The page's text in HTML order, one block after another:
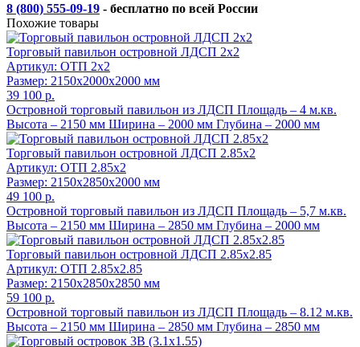
8 (800) 555-09-19 - бесплатно по всей России
Похожие товары
Торговый павильон островной ЛДСП 2х2
Артикул: ОТП 2х2
Размер: 2150x2000x2000 мм
39 100 р.
Островной торговый павильон из ЛДСП Площадь – 4 м.кв.
Высота – 2150 мм Ширина – 2000 мм Глубина – 2000 мм
Торговый павильон островной ЛДСП 2.85х2
Артикул: ОТП 2.85х2
Размер: 2150x2850x2000 мм
49 100 р.
Островной торговый павильон из ЛДСП Площадь – 5,7 м.кв.
Высота – 2150 мм Ширина – 2850 мм Глубина – 2000 мм
Торговый павильон островной ЛДСП 2.85х2.85
Артикул: ОТП 2.85х2.85
Размер: 2150x2850x2850 мм
59 100 р.
Островной торговый павильон из ЛДСП Площадь – 8.12 м.кв.
Высота – 2150 мм Ширина – 2850 мм Глубина – 2850 мм